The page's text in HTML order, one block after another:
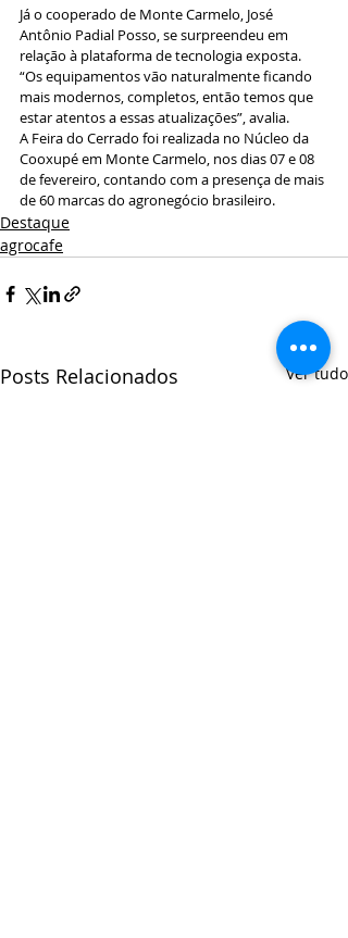
Já o cooperado de Monte Carmelo, José
Antônio Padial Posso, se surpreendeu em
relação à plataforma de tecnologia exposta.
“Os equipamentos vão naturalmente ficando
mais modernos, completos, então temos que
estar atentos a essas atualizações”, avalia.
A Feira do Cerrado foi realizada no Núcleo da
Cooxupé em Monte Carmelo, nos dias 07 e 08
de fevereiro, contando com a presença de mais
de 60 marcas do agronegócio brasileiro.
Destaque
agrocafe
Posts Relacionados Ver tudo